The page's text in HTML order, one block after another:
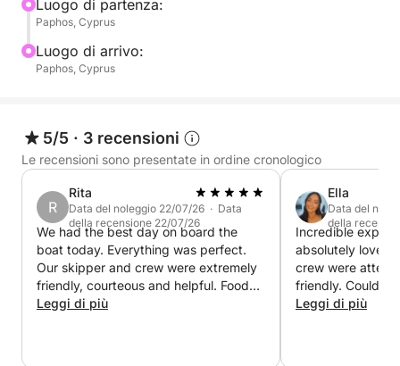
________________________________________
Per una crociera di 4 ore fino a 15 persone:
Bevande locali illimitate extra €12 a persona.
Menù:
– Pollo alla griglia, patate al cartoccio, riso con
verdure, pasta, insalata, frutta di stagione.
_______________________________________
**Per una crociera di 6 ore fino a 15 persone:
Luogo di partenza:
Paphos, Cyprus
Luogo di arrivo:
Paphos, Cyprus
5/5 · 3 recensioni
Le recensioni sono presentate in ordine cronologico
R
Rita
Data del noleggio 22/07/26 · Data
della recensione 22/07/26
We had the best day on board the
boat today. Everything was perfect.
Our skipper and crew were extremely
friendly, courteous and helpful. Food
and drinks were excellent. Couldn’t
Leggi di più
Ella
Data del
della
Incredible
absolutely loved
crew were
friendly.
We had a mix of
Leggi di più